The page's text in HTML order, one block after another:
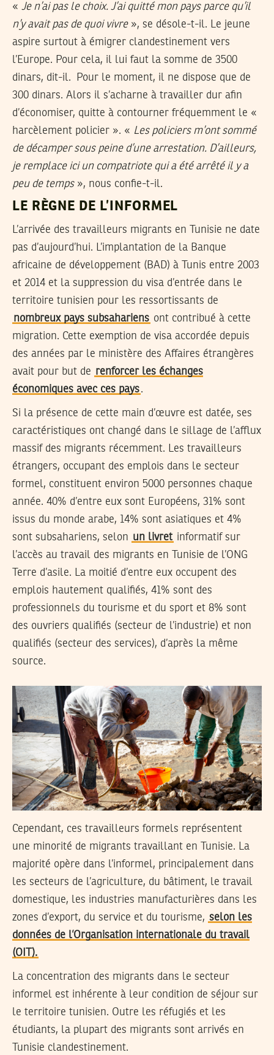
« Je n’ai pas le choix. J’ai quitté mon pays parce qu’il
n’y avait pas de quoi vivre», se désole-t-il. Le jeune
aspire surtout à émigrer clandestinement vers
l’Europe. Pour cela, il lui faut la somme de 3500
dinars, dit-il. Pour le moment, il ne dispose que de
300 dinars. Alors il s’acharne à travailler dur afin
d’économiser, quitte à contourner fréquemment le «
harcèlement policier ». « Les policiers m’ont sommé
de décamper sous peine d’une arrestation. D’ailleurs,
je remplace ici un compatriote qui a été arrêté il y a
peu de temps», nous confie-t-il.
LE RÈGNE DE L’INFORMEL
L’arrivée des travailleurs migrants en Tunisie ne date
pas d’aujourd’hui. L’implantation de la Banque
africaine de développement (BAD) à Tunis entre 2003
et 2014 et la suppression du visa d’entrée dans le
territoire tunisien pour les ressortissants de
nombreux pays subsahariens ont contribué à cette
migration. Cette exemption de visa accordée depuis
des années par le ministère des Affaires étrangères
avait pour but de renforcer les échanges
économiques avec ces pays.
Si la présence de cette main d’œuvre est datée, ses
caractéristiques ont changé dans le sillage de l’afflux
massif des migrants récemment. Les travailleurs
étrangers, occupant des emplois dans le secteur
formel, constituent environ 5000 personnes chaque
année. 40% d’entre eux sont Européens, 31% sont
issus du monde arabe, 14% sont asiatiques et 4%
sont subsahariens, selon un livret informatif sur
l’accès au travail des migrants en Tunisie de l’ONG
Terre d’asile. La moitié d’entre eux occupent des
emplois hautement qualifiés, 41% sont des
professionnels du tourisme et du sport et 8% sont
des ouvriers qualifiés (secteur de l’industrie) et non
qualifiés (secteur des services), d’après la même
source.
Cependant, ces travailleurs formels représentent
une minorité de migrants travaillant en Tunisie. La
majorité opère dans l’informel, principalement dans
les secteurs de l’agriculture, du bâtiment, le travail
domestique, les industries manufacturières dans les
zones d’export, du service et du tourisme, selon les
données de l’Organisation internationale du travail
(OIT).
La concentration des migrants dans le secteur
informel est inhérente à leur condition de séjour sur
le territoire tunisien. Outre les réfugiés et les
étudiants, la plupart des migrants sont arrivés en
Tunisie clandestinement.